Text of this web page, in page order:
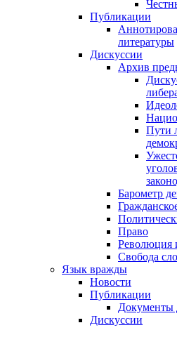
Публикации
литературы
Дискуссии
Архив
Пути
Барометр
Право
Революция
Свобода
Язык вражды
Новости
Публикации
Документы
Дискуссии